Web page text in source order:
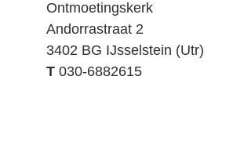
Ontmoetingskerk
Andorrastraat 2
3402 BG IJsselstein (Utr)
T 030-6882615